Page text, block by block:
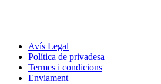
Avís Legal
Política de privadesa
Termes i condicions
Enviament